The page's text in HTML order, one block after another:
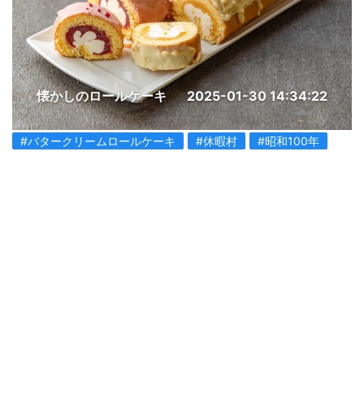
懐かしのロールケーキ 2025-01-30 14:34:22
#バタークリームロールケーキ #休暇村 #昭和100年